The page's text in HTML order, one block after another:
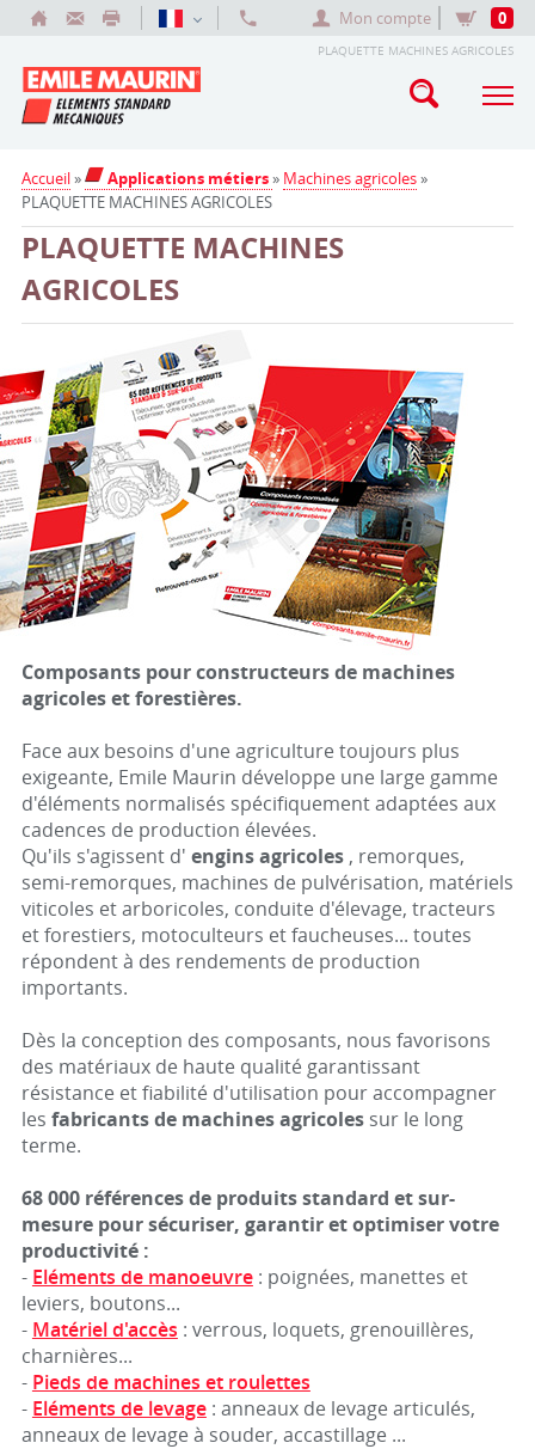
Mon compte 0
PLAQUETTE MACHINES AGRICOLES
Accueil» Applications métiers» Machines agricoles»
PLAQUETTE MACHINES AGRICOLES
PLAQUETTE MACHINES
AGRICOLES
Composants pour constructeurs de machines
agricoles et forestières.
Face aux besoins d'une agriculture toujours plus
exigeante, Emile Maurin développe une large gamme
d'éléments normalisés spécifiquement adaptées aux
cadences de production élevées.
Qu'ils s'agissent d' engins agricoles, remorques,
semi-remorques, machines de pulvérisation, matériels
viticoles et arboricoles, conduite d'élevage, tracteurs
et forestiers, motoculteurs et faucheuses... toutes
répondent à des rendements de production
importants.
Dès la conception des composants, nous favorisons
des matériaux de haute qualité garantissant
résistance et fiabilité d'utilisation pour accompagner
les fabricants de machines agricoles sur le long
terme.
68 000 références de produits standard et sur-
mesure pour sécuriser, garantir et optimiser votre
productivité :
- Eléments de manoeuvre: poignées, manettes et
leviers, boutons...
- Matériel d'accès : verrous, loquets, grenouillères,
charnières...
- Pieds de machines et roulettes
- Eléments de levage: anneaux de levage articulés,
anneaux de levage à souder, accastillage ...